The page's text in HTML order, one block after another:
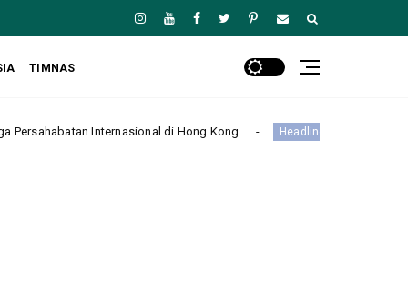
TIMNAS
di Hong Kong Headline Manchester City Taklukkan K-